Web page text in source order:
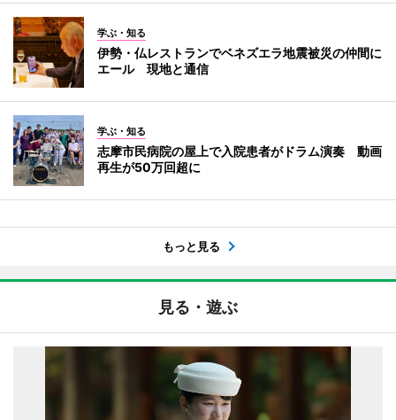
学ぶ・知る
伊勢・仏レストランでベネズエラ地震被災の仲間に
エール 現地と通信
学ぶ・知る
志摩市民病院の屋上で入院患者がドラム演奏 動画
再生が50万回超に
もっと見る
見る・遊ぶ